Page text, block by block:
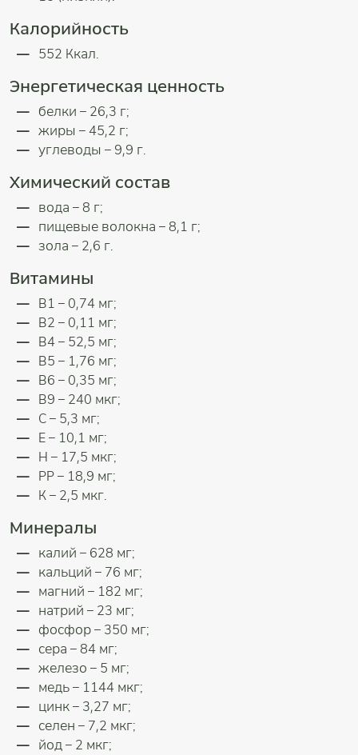
Калорийность
552 Ккал.
Энергетическая ценность
белки – 26,3 г;
жиры – 45,2 г;
углеводы – 9,9 г.
Химический состав
вода – 8 г;
пищевые волокна – 8,1 г;
зола – 2,6 г.
Витамины
В1 – 0,74 мг;
В2 – 0,11 мг;
В4 – 52,5 мг;
В5 – 1,76 мг;
В6 – 0,35 мг;
В9 – 240 мкг;
С – 5,3 мг;
Е – 10,1 мг;
Н – 17,5 мкг;
РР – 18,9 мг;
К – 2,5 мкг.
Минералы
калий – 628 мг;
кальций – 76 мг;
магний – 182 мг;
натрий – 23 мг;
фосфор – 350 мг;
сера – 84 мг;
железо – 5 мг;
медь – 1144 мкг;
цинк – 3,27 мг;
селен – 7,2 мкг;
йод – 2 мкг;